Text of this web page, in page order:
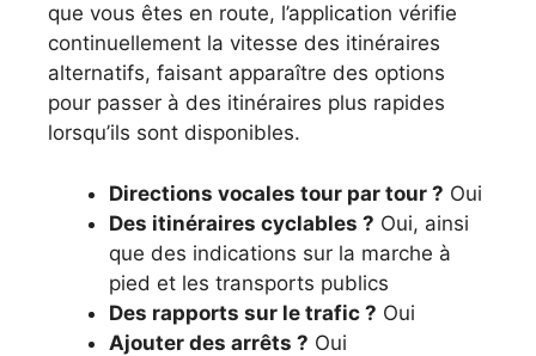
que vous êtes en route, l’application vérifie
continuellement la vitesse des itinéraires
alternatifs, faisant apparaître des options
pour passer à des itinéraires plus rapides
lorsqu’ils sont disponibles.
Directions vocales tour par tour ? Oui
Des itinéraires cyclables ? Oui, ainsi
que des indications sur la marche à
pied et les transports publics
Des rapports sur le trafic ? Oui
Ajouter des arrêts ? Oui